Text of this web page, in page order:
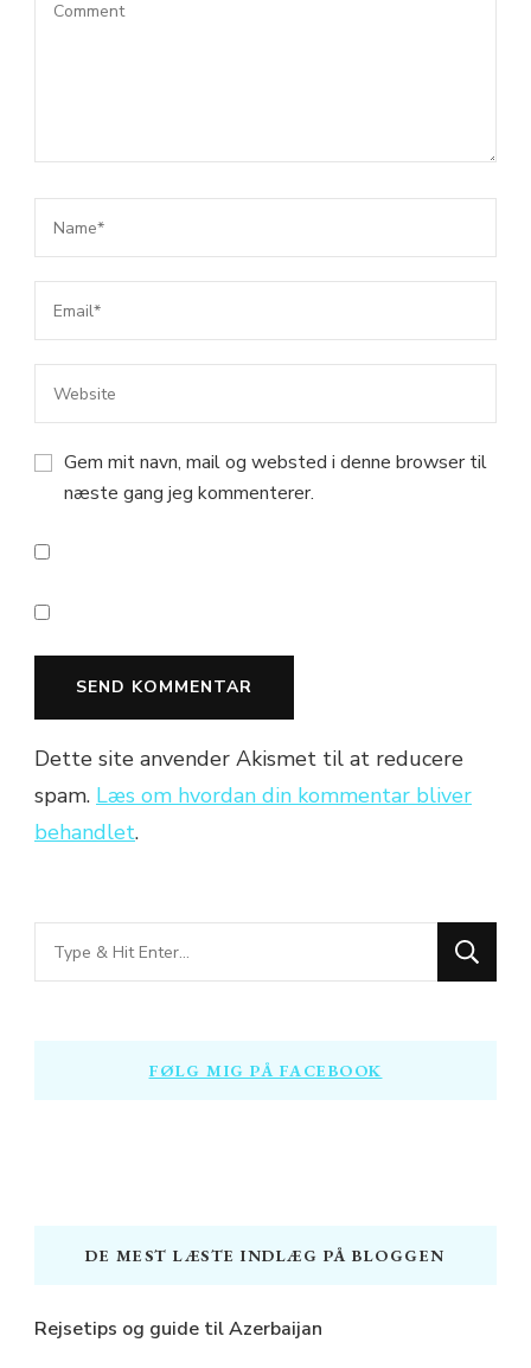
Gem mit navn, mail og websted i denne browser til
næste gang jeg kommenterer.
Dette site anvender Akismet til at reducere
spam. Læs om hvordan din kommentar bliver
behandlet.
Looking
for
FØLG MIG PÅ FACEBOOK
DE MEST LÆSTE INDLÆG PÅ BLOGGEN
Rejsetips og guide til Azerbaijan